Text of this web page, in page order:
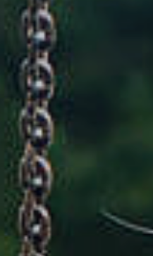
& Tourismus
Wirtschaft
Schutzallianz 3D